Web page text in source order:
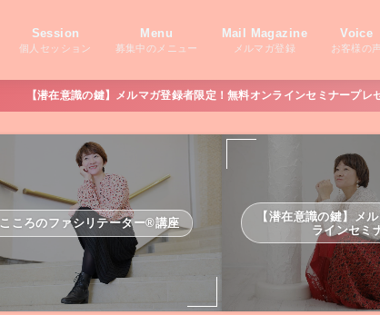
Session
個人セッション
Menu
募集中のメニュー
Mail Magazine
メルマガ登録
Voice
お客様の声
【潜在意識の鍵】メルマガ登録者限定！無料オンラインセミナープレ
こころのファシリテーター®講座
【潜在意識の鍵】メ
ラインセミ